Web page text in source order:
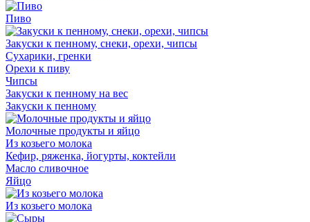
Пиво
Закуски к пенному, снеки, орехи, чипсы
Сухарики, гренки
Орехи к пиву
Чипсы
Закуски к пенному на вес
Закуски к пенному
Молочные продукты и яйцо
Из козьего молока
Кефир, ряженка, йогурты, коктейли
Масло сливочное
Яйцо
Из козьего молока